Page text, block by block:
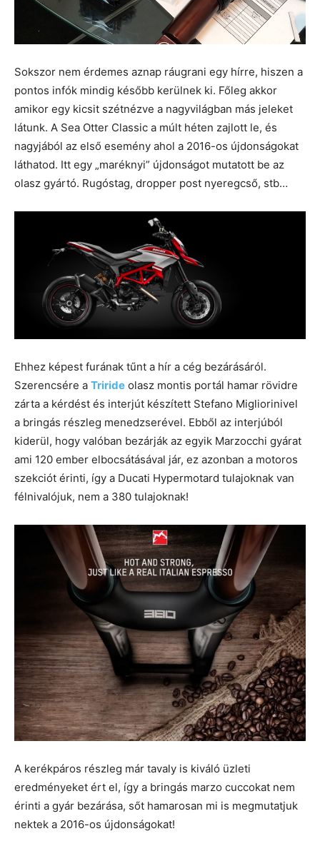
Sokszor nem érdemes aznap ráugrani egy hírre, hiszen a
pontos infók mindig később kerülnek ki. Főleg akkor
amikor egy kicsit szétnézve a nagyvilágban más jeleket
látunk. A Sea Otter Classic a múlt héten zajlott le, és
nagyjából az első esemény ahol a 2016-os újdonságokat
láthatod. Itt egy „maréknyi” újdonságot mutatott be az
olasz gyártó. Rugóstag, dropper post nyeregcső, stb…
Ehhez képest furának tűnt a hír a cég bezárásáról.
Szerencsére a Triride olasz montis portál hamar rövidre
zárta a kérdést és interjút készített Stefano Migliorinivel
a bringás részleg menedzserével. Ebből az interjúból
kiderül, hogy valóban bezárják az egyik Marzocchi gyárat
ami 120 ember elbocsátásával jár, ez azonban a motoros
szekciót érinti, így a Ducati Hypermotard tulajoknak van
félnivalójuk, nem a 380 tulajoknak!
A kerékpáros részleg már tavaly is kiváló üzleti
eredményeket ért el, így a bringás marzo cuccokat nem
érinti a gyár bezárása, sőt hamarosan mi is megmutatjuk
nektek a 2016-os újdonságokat!